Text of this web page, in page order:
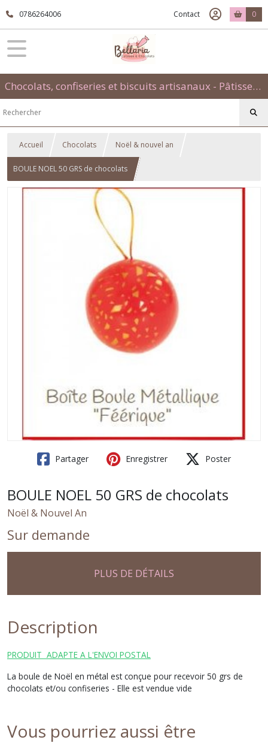
0786264006 Contact 0
Chocolats, confiseries et biscuits artisanaux - Pâtisseries évènementielles et traditionnelles
Accueil Chocolats Noël & nouvel an
BOULE NOEL 50 GRS de chocolats
Partager Enregistrer Poster
BOULE NOEL 50 GRS de chocolats
Noël & Nouvel An
Sur demande
PLUS DE DÉTAILS
Description
PRODUIT ADAPTE A L'ENVOI POSTAL
La boule de Noël en métal est conçue pour recevoir 50 grs de
chocolats et/ou confiseries - Elle est vendue vide
Vous pourriez aussi être